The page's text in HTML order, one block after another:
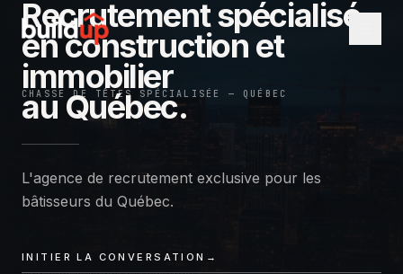
CHASSE DE TÊTES SPÉCIALISÉE — QUÉBEC
Recrutement spécialisé
en construction et
immobilier
au Québec.
L'agence de recrutement exclusive pour les
bâtisseurs du Québec.
INITIER LA CONVERSATION →